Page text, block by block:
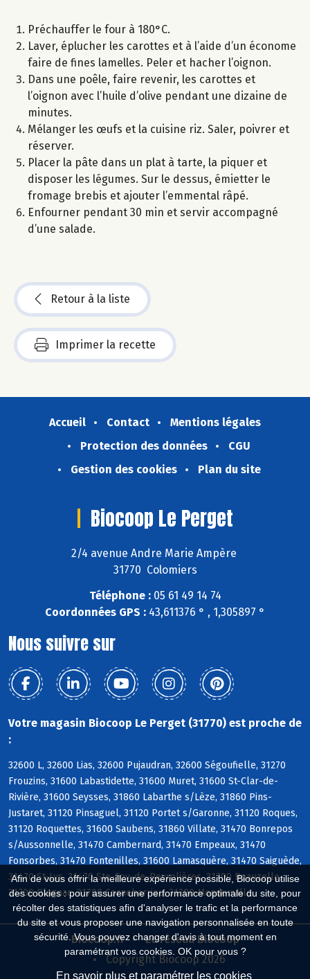
Afin de vous offrir la meilleure expérience possible, Biocoop utilise
des cookies : pour assurer une performance optimale du site, pour
récolter des statistiques afin d'analyser le trafic et la performance
du site et vous proposer une navigation personnalisée en toute
sécurité. Vous pouvez changer d'avis à tout moment en
paramétrant vos cookies. OK pour vous ?
En savoir plus et paramétrer les cookies
Préchauffer le four à 180°C.
Laver, éplucher les carottes et à l’aide d’un économe
faire de fines lamelles. Peler et hacher l’oignon.
Dans une poêle, faire revenir, les carottes et
l’oignon avec l’huile d’olive pendant une dizaine de
minutes.
Mélanger les œufs et la cuisine riz. Saler, poivrer et
réserver.
Placer la pâte dans un plat à tarte, la piquer et
disposer les légumes. Sur le dessus, émietter le
fromage brebis et ajouter l’emmental râpé.
Enfourner pendant 30 min et servir accompagné
d’une salade.
Retour à la liste
Imprimer la recette
Accueil Contact
Mentions légales
Protection des données
CGU
Gestion des cookies
Plan du site
Biocoop Le Perget
2/4 avenue Andre Marie Ampère
31770 Colomiers
Téléphone :05 61 49 14 74
Coordonnées GPS : 43,611376 ° , 1,305897 °
Nous suivre sur
Votre magasin Biocoop Le Perget (31770) est proche de
:
32600 L, 32600 Lias, 32600 Pujaudran, 32600 Ségoufielle, 31270
Frouzins, 31600 Labastidette, 31600 Muret, 31600 St-Clar-de-
Rivière, 31600 Seysses, 31860 Labarthe s/Lèze, 31860 Pins-
Justaret, 31120 Pinsaguel, 31120 Portet s/Garonne, 31120 Roques,
31120 Roquettes, 31600 Saubens, 31860 Villate, 31470 Bonrepos
s/Aussonnelle, 31470 Cambernard, 31470 Empeaux, 31470
Fonsorbes, 31470 Fontenilles, 31600 Lamasquère, 31470 Saiguède,
31470 St-Lys, 31470 Ste-Foy-de-Peyrolières, 31700 Beauzelle,
31700 Blagnac, 31700 Cornebarrieu, 31700 Mondonville
Biocoop.fr
Le réseau Biocoop
Copyright Biocoop 2026